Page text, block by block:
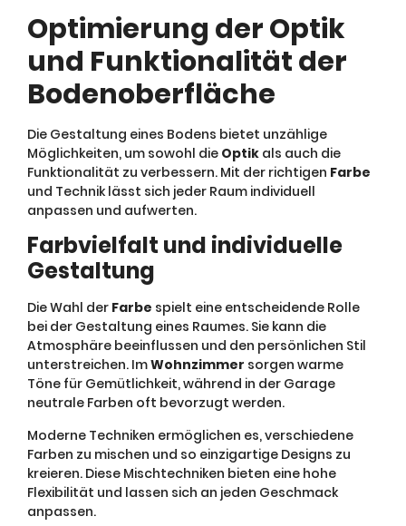
Optimierung der Optik
und Funktionalität der
Bodenoberfläche
Die Gestaltung eines Bodens bietet unzählige
Möglichkeiten, um sowohl die Optik als auch die
Funktionalität zu verbessern. Mit der richtigen Farbe
und Technik lässt sich jeder Raum individuell
anpassen und aufwerten.
Farbvielfalt und individuelle
Gestaltung
Die Wahl der Farbe spielt eine entscheidende Rolle
bei der Gestaltung eines Raumes. Sie kann die
Atmosphäre beeinflussen und den persönlichen Stil
unterstreichen. ImWohnzimmer sorgen warme
Töne für Gemütlichkeit, während in der Garage
neutrale Farben oft bevorzugt werden.
Moderne Techniken ermöglichen es, verschiedene
Farben zu mischen und so einzigartige Designs zu
kreieren. Diese Mischtechniken bieten eine hohe
Flexibilität und lassen sich an jeden Geschmack
anpassen.